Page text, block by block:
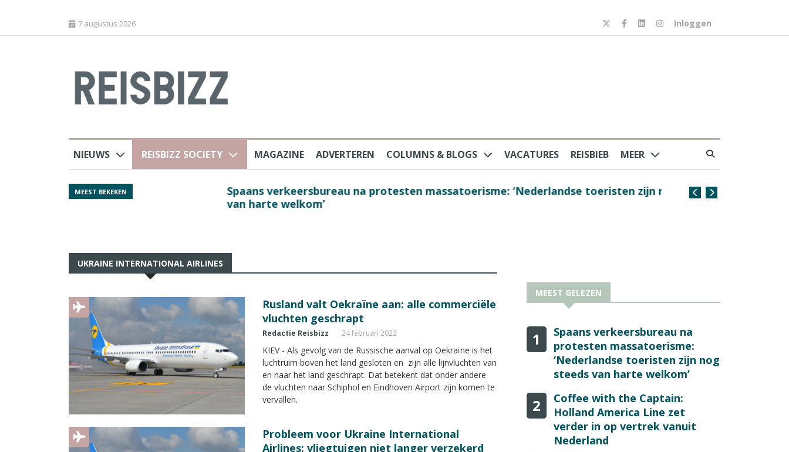
7 augustus 2026 Inloggen
NIEUWS REISBIZZ SOCIETY MAGAZINE ADVERTEREN COLUMNS & BLOGS VACATURES REISBIEB MEER
MEEST BEKEKEN
Spaans verkeersbureau na protesten massatoerisme: ‘Nederlandse toeristen zijn nog steeds
van harte welkom’
Coffee with the
UKRAINE INTERNATIONAL AIRLINES
Rusland valt Oekraïne aan: alle commerciële
vluchten geschrapt
Redactie Reisbizz 24 februari 2022
KIEV - Als gevolg van de Russische aanval op Oekraïne is het
luchtruim boven het land gesloten en zijn alle lijnvluchten van
en naar het land geschrapt. Dat betekent dat onder andere
de vluchten naar Schiphol en Eindhoven Airport zijn komen te
vervallen.
Probleem voor Ukraine International
Airlines: vliegtuigen niet langer verzekerd
MEEST GELEZEN
1
Spaans verkeersbureau na
protesten massatoerisme:
‘Nederlandse toeristen zijn nog
steeds van harte welkom’
2
Coffee with the Captain:
Holland America Line zet
verder in op vertrek vanuit
Nederland